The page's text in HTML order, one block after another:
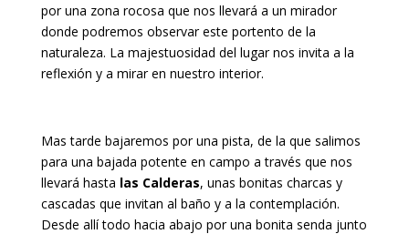
por una zona rocosa que nos llevará a un mirador
donde podremos observar este portento de la
naturaleza. La majestuosidad del lugar nos invita a la
reflexión y a mirar en nuestro interior.
Mas tarde bajaremos por una pista, de la que salimos
para una bajada potente en campo a través que nos
llevará hasta las Calderas, unas bonitas charcas y
cascadas que invitan al baño y a la contemplación.
Desde allí todo hacia abajo por una bonita senda junto